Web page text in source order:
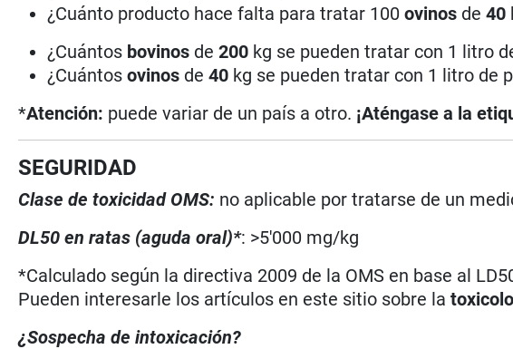
¿Cuánto producto hace falta para tratar 100ovinos de40
¿Cuántos bovinos de200 kg se pueden tratar con 1 litro
¿Cuántosovinos de40 kg se pueden tratar con 1 litro de
*Atención: puede variar de un país a otro. ¡Aténgase a la
SEGURIDAD
Clase de toxicidad OMS: no aplicable por tratarse de un
DL50 en ratas (aguda oral)*: >5'000 mg/kg
*Calculado según la directiva 2009 de la OMS en base al
Pueden interesarle los artículos en este sitio sobre la
¿Sospecha de intoxicación?